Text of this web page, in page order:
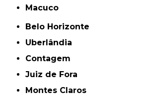
Macuco
Belo Horizonte
Uberlândia
Contagem
Juiz de Fora
Montes Claros